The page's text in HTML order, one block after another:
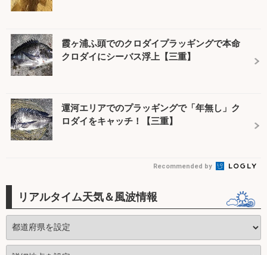
霞ヶ浦ふ頭でのクロダイプラッギングで本命
クロダイにシーバス浮上【三重】
運河エリアでのプラッギングで「年無し」ク
ロダイをキャッチ！【三重】
Recommended by
リアルタイム天気＆風波情報